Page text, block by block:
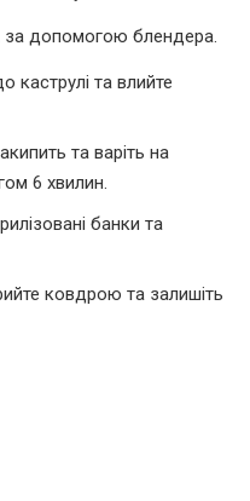
за допомогою блендера.
каструлі та влийте
та варіть на
6 хвилин.
банки та
ковдрою та залишіть